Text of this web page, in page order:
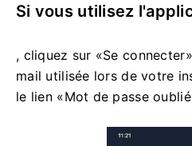
Si vous utilisez
, cliquez sur «Se
mail utilisée lors de votre
le lien «Mot de passe